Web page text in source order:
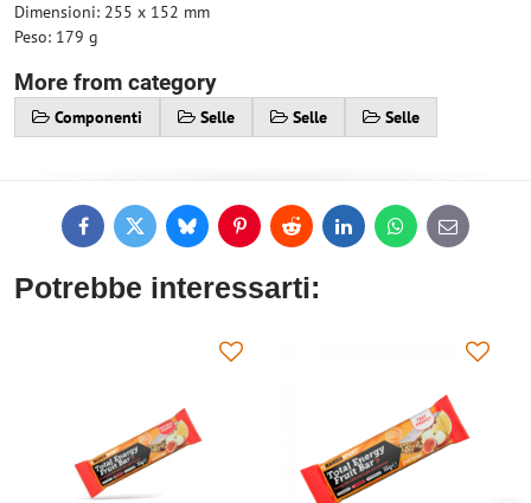
Dimensioni: 255 x 152 mm
Peso: 179 g
More from category
Componenti Selle Selle Selle
FacebookTwitterBlueskyPinterestReddit LinkedInWhatsApp
E-
mail
Potrebbe interessarti: